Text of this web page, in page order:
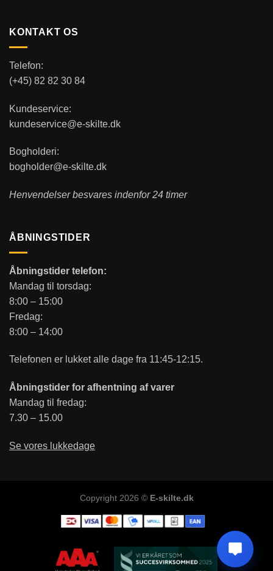
KONTAKT OS
Telefon:
(+45) 82 82 30 84
Kundeservice:
kundeservice@e-skilte.dk
Bogholderi:
bogholder@e-skilte.dk
Henvendelser besvares indenfor 24 timer
ÅBNINGSTIDER
Åbningstider telefon:
Mandag til torsdag:
8:00 – 15:00
Fredag:
8:00 – 14:00
Telefonen er lukket alle dage fra 11:45-12:15.
Åbningstider for afhentning af varer
Mandag til fredag:
7.30 – 15.00
Se vores lukkedage
Copyright 2026 © E-skilte.dk